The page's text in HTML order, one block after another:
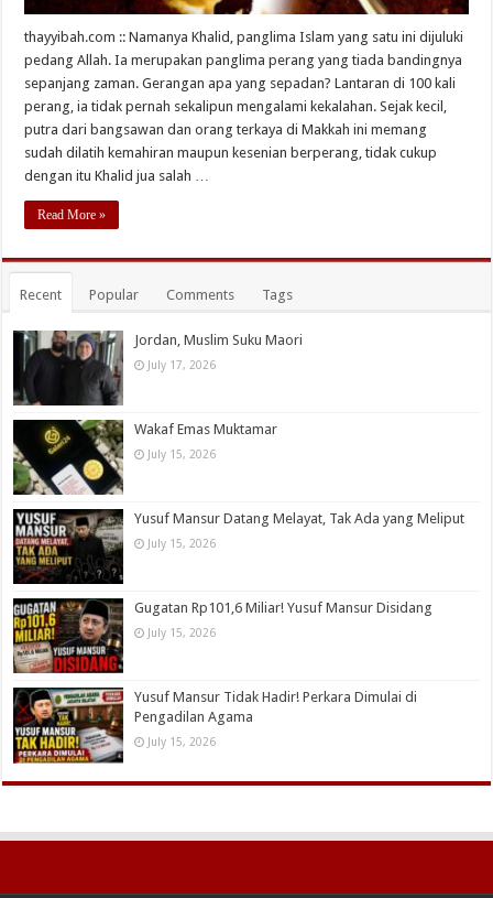
thayyibah.com :: Namanya Khalid, panglima Islam yang satu ini dijuluki
pedang Allah. Ia merupakan panglima perang yang tiada bandingnya
sepanjang zaman. Gerangan apa yang sepadan? Lantaran di 100 kali
perang, ia tidak pernah sekalipun mengalami kekalahan. Sejak kecil,
putra dari bangsawan dan orang terkaya di Makkah ini memang
sudah dilatih kemahiran maupun kesenian berperang, tidak cukup
dengan itu Khalid jua salah …
Read More »
Recent Popular Comments Tags
Jordan, Muslim Suku Maori
July 17, 2026
Wakaf Emas Muktamar
July 15, 2026
Yusuf Mansur Datang Melayat, Tak Ada yang Meliput
July 15, 2026
Gugatan Rp101,6 Miliar! Yusuf Mansur Disidang
July 15, 2026
Yusuf Mansur Tidak Hadir! Perkara Dimulai di
Pengadilan Agama
July 15, 2026